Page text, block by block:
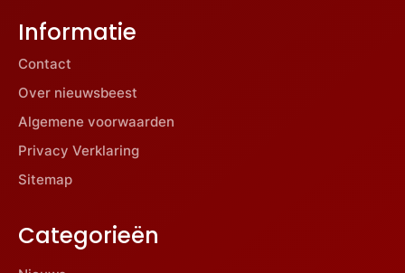
Informatie
Contact
Over nieuwsbeest
Algemene voorwaarden
Privacy Verklaring
Sitemap
Categorieën